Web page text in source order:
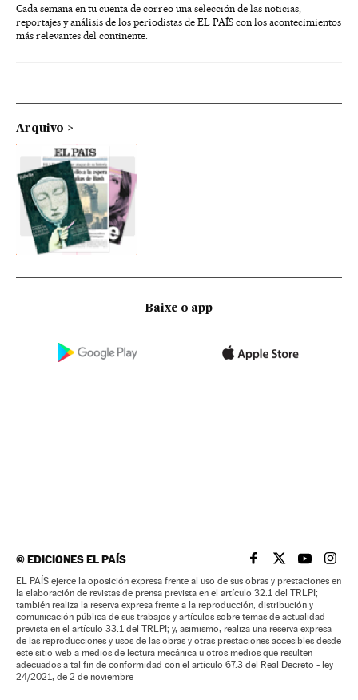
Cada semana en tu cuenta de correo una selección de las noticias,
reportajes y análisis de los periodistas de EL PAÍS con los acontecimientos
más relevantes del continente.
Arquivo
Baixe o app
©EDICIONES EL PAÍS EL PAÍS BRASIL EN
EL PAÍSEL PAÍS
EL
EL PAÍS ejerce la oposición expresa frente al uso de sus obras y prestaciones en
la elaboración de revistas de prensa prevista en el artículo 32.1 del TRLPI;
también realiza la reserva expresa frente a la reproducción, distribución y
comunicación pública de sus trabajos y artículos sobre temas de actualidad
prevista en el artículo 33.1 del TRLPI; y, asimismo, realiza una reserva expresa
de las reproducciones y usos de las obras y otras prestaciones accesibles desde
este sitio web a medios de lectura mecánica u otros medios que resulten
adecuados a tal fin de conformidad con el artículo 67.3 del Real Decreto - ley
24/2021, de 2 de noviembre